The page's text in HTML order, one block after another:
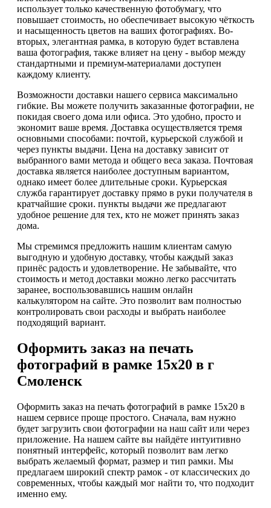
использует только качественную фотобумагу, что
повышает стоимость, но обеспечивает высокую чёткость
и насыщенность цветов на ваших фотографиях. Во-
вторых, элегантная рамка, в которую будет вставлена
ваша фотография, также влияет на цену - выбор между
стандартными и премиум-материалами доступен
каждому клиенту.
Возможности доставки нашего сервиса максимально
гибкие. Вы можете получить заказанные фотографии, не
покидая своего дома или офиса. Это удобно, просто и
экономит ваше время. Доставка осуществляется тремя
основными способами: почтой, курьерской службой и
через пункты выдачи. Цена на доставку зависит от
выбранного вами метода и общего веса заказа. Почтовая
доставка является наиболее доступным вариантом,
однако имеет более длительные сроки. Курьерская
служба гарантирует доставку прямо в руки получателя в
кратчайшие сроки. пункты выдачи же предлагают
удобное решение для тех, кто не может принять заказ
дома.
Мы стремимся предложить нашим клиентам самую
выгодную и удобную доставку, чтобы каждый заказ
принёс радость и удовлетворение. Не забывайте, что
стоимость и метод доставки можно легко рассчитать
заранее, воспользовавшись нашим онлайн
калькулятором на сайте. Это позволит вам полностью
контролировать свои расходы и выбрать наиболее
подходящий вариант.
Оформить заказ на печать
фотографий в рамке 15х20 в г
Смоленск
Оформить заказ на печать фотографий в рамке 15х20 в
нашем сервисе проще простого. Сначала, вам нужно
будет загрузить свои фотографии на наш сайт или через
приложение. На нашем сайте вы найдёте интуитивно
понятный интерфейс, который позволит вам легко
выбрать желаемый формат, размер и тип рамки. Мы
предлагаем широкий спектр рамок - от классических до
современных, чтобы каждый мог найти то, что подходит
именно ему.